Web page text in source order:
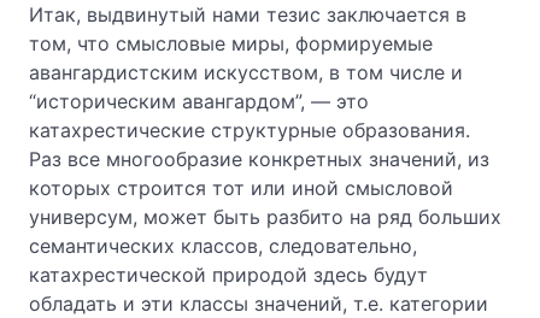
Итак, выдвинутый нами тезис заключается в
том, что смысловые миры, формируемые
авангардистским искусством, в том числе и
“историческим авангардом”, — это
катахрестические структурные образования.
Раз все многообразие конкретных значений, из
которых строится тот или иной смысловой
универсум, может быть разбито на ряд больших
семантических классов, следовательно,
катахрестической природой здесь будут
обладать и эти классы значений, т.е. категории